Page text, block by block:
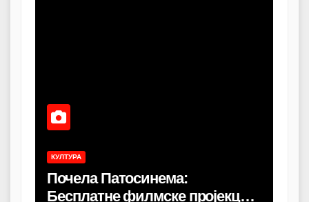
КУЛТУРА
Почела Патосинема:
Бесплатне филмске пројекције